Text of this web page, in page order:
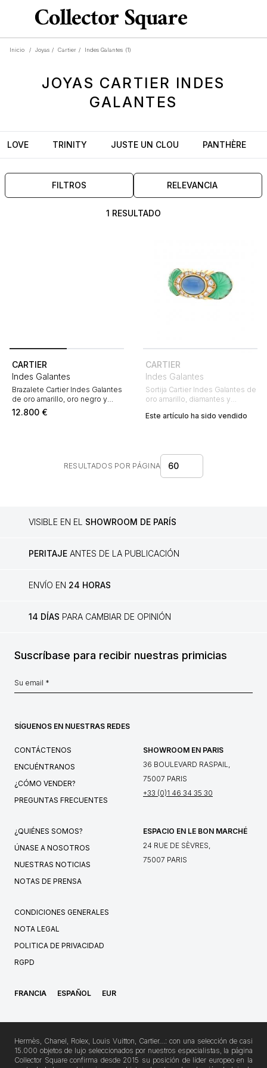
Inicio / Joyas / Cartier / Indes Galantes (1)
JOYAS CARTIER INDES
GALANTES
LOVE TRINITY JUSTE UN CLOU PANTHÈRE
FILTROS RELEVANCIA
1 RESULTADO
CARTIER
Indes Galantes
Brazalete Cartier Indes Galantes
de oro amarillo, oro negro y
crisoprasa
12.800 €
CARTIER
Indes Galantes
Sortija Cartier Indes Galantes de
oro amarillo, diamantes y
Este artículo ha sido vendido
RESULTADOS POR PÁGINA 60
VISIBLE EN EL SHOWROOM DE PARÍS
PERITAJE ANTES DE LA PUBLICACIÓN
ENVÍO EN 24 HORAS
14 DÍAS PARA CAMBIAR DE OPINIÓN
Suscríbase para recibir nuestras primicias
SÍGUENOS EN NUESTRAS REDES
CONTÁCTENOS
ENCUÉNTRANOS
¿CÓMO VENDER?
PREGUNTAS FRECUENTES
SHOWROOM EN PARIS
36 BOULEVARD RASPAIL,
75007 PARIS
+33 (0)1 46 34 35 30
¿QUIÉNES SOMOS?
ÚNASE A NOSOTROS
NUESTRAS NOTICIAS
NOTAS DE PRENSA
ESPACIO EN LE BON MARCHÉ
24 RUE DE SÈVRES,
75007 PARIS
CONDICIONES GENERALES
NOTA LEGAL
POLITICA DE PRIVACIDAD
RGPD
FRANCIA ESPAÑOL EUR
Hermès, Chanel, Rolex, Louis Vuitton, Cartier…: con una selección de casi
15.000 objetos de lujo seleccionados por nuestros especialistas, la página
Collector Square confirma desde 2015 su posición de líder europeo en la